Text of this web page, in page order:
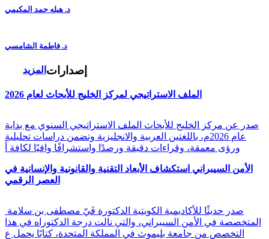
د. هيله حمد المكيمي
د. فاطمة الشامسي
المزيد إصدارات
الملف الاستراتيجي لمركز الخليج للأبحاث لعام 2026
صدر عن مركز الخليج للأبحاث الملف الاستراتيجي السنوي مع بداية
عام 2026م، باللغتين العربية والانجليزية وتضمن دراسات تحليلية
ورؤى معمقة، وقراءات دقيقة ورصدًا واستشرافًا وافيًا لكافة أ
الأمن السيبراني استكشاف الأبعاد التقنية والقانونية والإنسانية في
العصر الرقمي
المتخصصة في الأمن السيبراني، والتي نالت درجة الدكتوراه في هذا
التخصص من جامعة بليموث في المملكة المتحدة، كتابًا يحمل ع